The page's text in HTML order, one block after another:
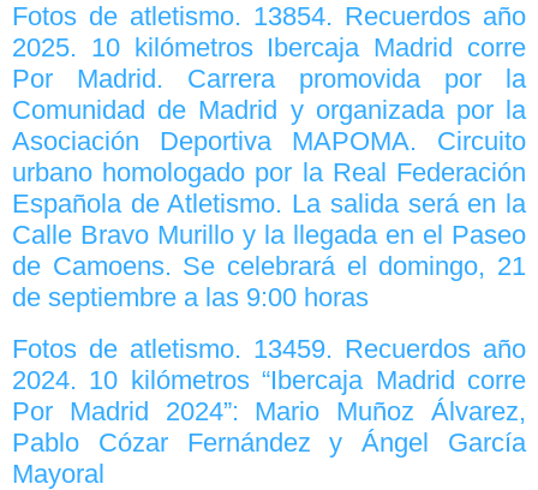
Fotos de atletismo. 13854. Recuerdos año
2025. 10 kilómetros Ibercaja Madrid corre
Por Madrid. Carrera promovida por la
Comunidad de Madrid y organizada por la
Asociación Deportiva MAPOMA. Circuito
urbano homologado por la Real Federación
Española de Atletismo. La salida será en la
Calle Bravo Murillo y la llegada en el Paseo
de Camoens. Se celebrará el domingo, 21
de septiembre a las 9:00 horas
Fotos de atletismo. 13459. Recuerdos año
2024. 10 kilómetros “Ibercaja Madrid corre
Por Madrid 2024”: Mario Muñoz Álvarez,
Pablo Cózar Fernández y Ángel García
Mayoral